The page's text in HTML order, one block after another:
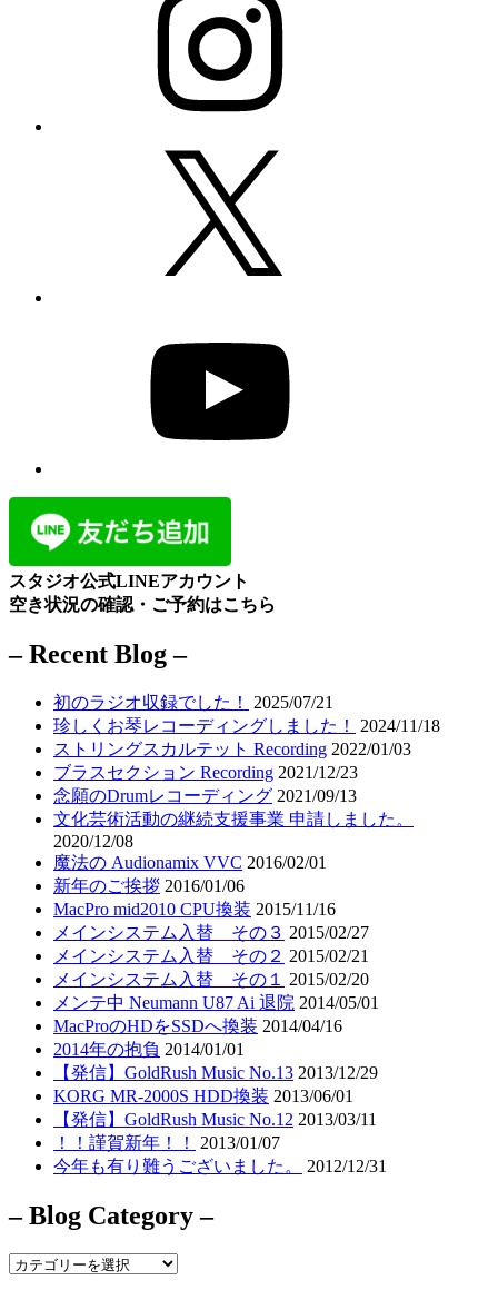
スタジオ公式LINEアカウント
空き状況の確認・ご予約はこちら
– Recent Blog –
初のラジオ収録でした！
2025/07/21
珍しくお琴レコーディングしました！
2024/11/18
ストリングスカルテット Recording 2022/01/03
ブラスセクション Recording 2021/12/23
念願のDrumレコーディング 2021/09/13
文化芸術活動の継続支援事業 申請しました。
2020/12/08
魔法の Audionamix VVC 2016/02/01
新年のご挨拶 2016/01/06
MacPro mid2010 CPU換装 2015/11/16
メインシステム入替 その３ 2015/02/27
メインシステム入替 その２ 2015/02/21
メインシステム入替 その１
2015/02/20
メンテ中 Neumann U87 Ai 退院 2014/05/01
MacProのHDをSSDへ換装 2014/04/16
2014年の抱負 2014/01/01
【発信】GoldRush Music No.13 2013/12/29
KORG MR-2000S HDD換装 2013/06/01
【発信】GoldRush Music No.12 2013/03/11
！！謹賀新年！！
2013/01/07
今年も有り難うございました。
2012/12/31
– Blog Category –
–